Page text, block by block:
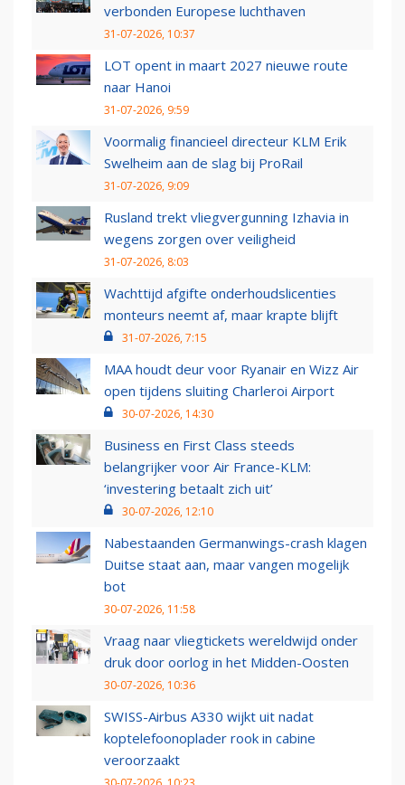
verbonden Europese luchthaven
31-07-2026, 10:37
LOT opent in maart 2027 nieuwe route
naar Hanoi
31-07-2026, 9:59
Voormalig financieel directeur KLM Erik
Swelheim aan de slag bij ProRail
31-07-2026, 9:09
Rusland trekt vliegvergunning Izhavia in
wegens zorgen over veiligheid
31-07-2026, 8:03
Wachttijd afgifte onderhoudslicenties
monteurs neemt af, maar krapte blijft
31-07-2026, 7:15
MAA houdt deur voor Ryanair en Wizz Air
open tijdens sluiting Charleroi Airport
30-07-2026, 14:30
Business en First Class steeds
belangrijker voor Air France-KLM:
‘investering betaalt zich uit’
30-07-2026, 12:10
Nabestaanden Germanwings-crash klagen
Duitse staat aan, maar vangen mogelijk
bot
30-07-2026, 11:58
Vraag naar vliegtickets wereldwijd onder
druk door oorlog in het Midden-Oosten
30-07-2026, 10:36
SWISS-Airbus A330 wijkt uit nadat
koptelefoonoplader rook in cabine
veroorzaakt